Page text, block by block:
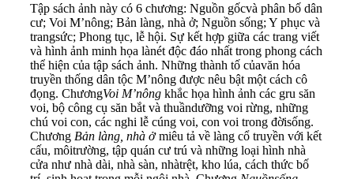
Tập sách ảnh này có 6 chương: Nguồn gốcvà phân bố dân
cư; Voi M’nông; Bản làng, nhà ở; Nguồn sống; Y phục và
trangsức; Phong tục, lễ hội. Sự kết hợp giữa các trang viết
và hình ảnh minh họa lànét độc đáo nhất trong phong cách
thể hiện của tập sách ảnh. Những thành tố củavăn hóa
truyền thống dân tộc M’nông được nêu bật một cách cô
đọng. ChươngVoi M’nông khắc họa hình ảnh các gru săn
voi, bộ công cụ săn bắt và thuầndưỡng voi rừng, những
chú voi con, các nghi lễ cúng voi, con voi trong đờisống.
Chương Bản làng, nhà ởmiêu tả về làng cổ truyền với kết
cấu, môitrường, tập quán cư trú và những loại hình nhà
cửa như nhà dài, nhà sàn, nhàtrệt, kho lúa, cách thức bố